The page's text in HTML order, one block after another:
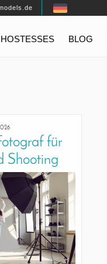
BLOG
für
Shooting